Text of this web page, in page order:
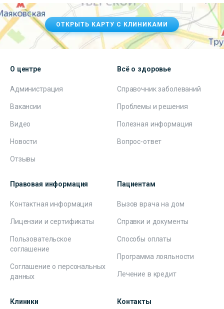
ОТКРЫТЬ КАРТУ С КЛИНИКАМИ
О центре
Администрация
Вакансии
Видео
Новости
Отзывы
Всё о здоровье
Справочник заболеваний
Проблемы и решения
Полезная информация
Вопрос-ответ
Правовая информация
Контактная информация
Лицензии и сертификаты
Пользовательское
соглашение
Соглашение о персональных
данных
Пациентам
Вызов врача на дом
Справки и документы
Способы оплаты
Программа лояльности
Лечение в кредит
Клиники Контакты